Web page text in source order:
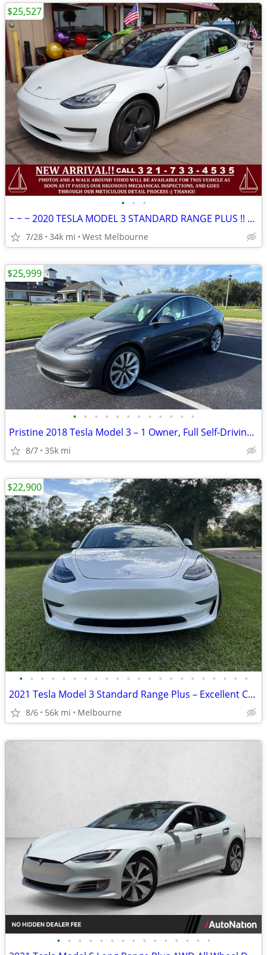
• • •
~ ~ ~ 2020 TESLA MODEL 3 STANDARD RANGE PLUS !! 1 OWNER !!CLEAN CARFAX
7/28 34k mi West Melbourne
$25,527
• • • • • • • • • • • •
Pristine 2018 Tesla Model 3 – 1 Owner, Full Self-Driving, 35,079 Miles
8/7 35k mi
$25,999
• • • • • • • • • • • • • • • • • • • • • •
2021 Tesla Model 3 Standard Range Plus – Excellent Condition – 56,000
8/6 56k mi Melbourne
$22,900
• • • • • • • • • • • • • • •